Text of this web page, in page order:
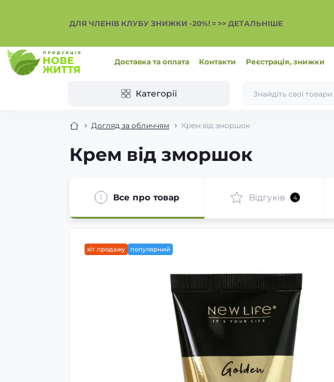
ДЛЯ ЧЛЕНІВ КЛУБУ ЗНИЖКИ -20%! = >> ДЕТАЛЬНІШЕ
Доставка та оплата Контакти Реєстрація, знижки
Категорії
Догляд за обличчям Крем від зморшок
Крем від зморшок
Все про товар Відгуків 4
хіт продажу популярний